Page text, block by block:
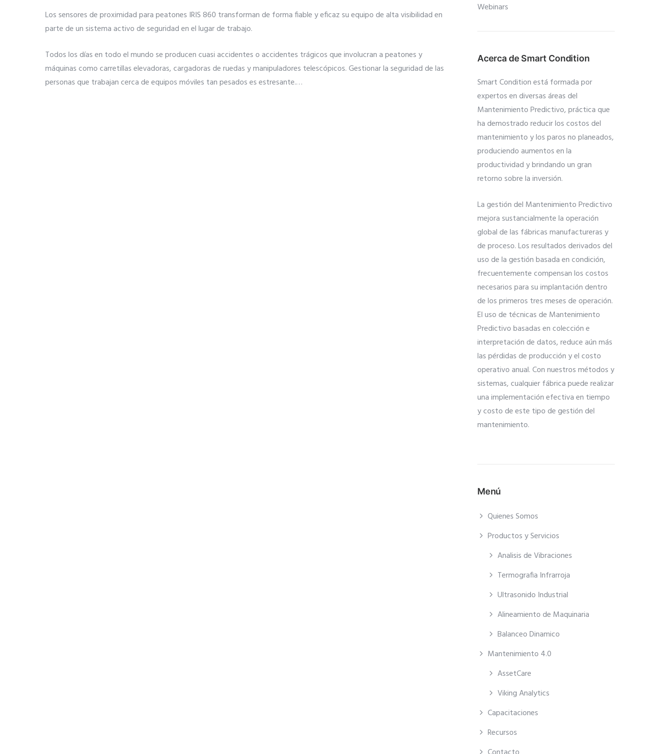
Los sensores de proximidad para peatones IRIS 860 transforman de forma fiable y eficaz su equipo de alta visibilidad en
parte de un sistema activo de seguridad en el lugar de trabajo.
Todos los días en todo el mundo se producen cuasi accidentes o accidentes trágicos que involucran a peatones y
máquinas como carretillas elevadoras, cargadoras de ruedas y manipuladores telescópicos. Gestionar la seguridad de las
personas que trabajan cerca de equipos móviles tan pesados es estresante.…
Webinars
Acerca de Smart Condition
Smart Condition está formada por
expertos en diversas áreas del
Mantenimiento Predictivo, práctica que
ha demostrado reducir los costos del
mantenimiento y los paros no planeados,
produciendo aumentos en la
productividad y brindando un gran
retorno sobre la inversión.
La gestión del Mantenimiento Predictivo
mejora sustancialmente la operación
global de las fábricas manufactureras y
de proceso. Los resultados derivados del
uso de la gestión basada en condición,
frecuentemente compensan los costos
necesarios para su implantación dentro
de los primeros tres meses de operación.
El uso de técnicas de Mantenimiento
Predictivo basadas en colección e
interpretación de datos, reduce aún más
las pérdidas de producción y el costo
operativo anual. Con nuestros métodos y
sistemas, cualquier fábrica puede realizar
una implementación efectiva en tiempo
y costo de este tipo de gestión del
mantenimiento.
Menú
Quienes Somos
Productos y Servicios
Analisis de Vibraciones
Termografia Infrarroja
Ultrasonido Industrial
Alineamiento de Maquinaria
Balanceo Dinamico
Mantenimiento 4.0
AssetCare
Viking Analytics
Capacitaciones
Recursos